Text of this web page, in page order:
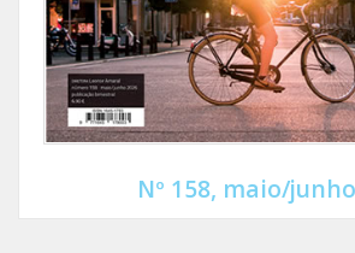
Nº 158, maio/